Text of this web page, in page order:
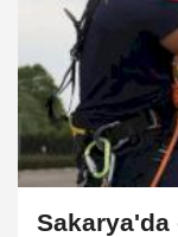
Sakarya'da